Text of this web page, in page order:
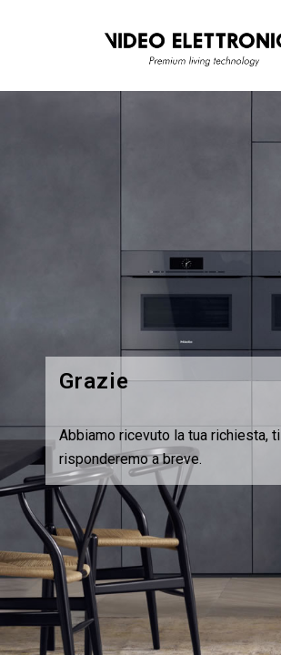
Grazie
Abbiamo ricevuto la tua richiesta, ti
risponderemo a breve.